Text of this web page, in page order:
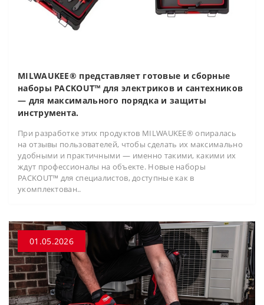
MILWAUKEE® представляет готовые и сборные
наборы PACKOUT™ для электриков и сантехников
— для максимального порядка и защиты
инструмента.
При разработке этих продуктов MILWAUKEE® опиралась
на отзывы пользователей, чтобы сделать их максимально
удобными и практичными — именно такими, какими их
ждут профессионалы на объекте. Новые наборы
PACKOUT™ для специалистов, доступные как в
укомплектован..
01.05.2026